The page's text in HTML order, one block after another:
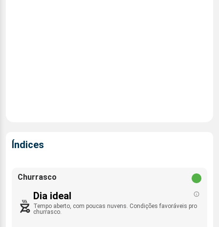
Índices
Churrasco
Dia ideal
Tempo aberto, com poucas nuvens. Condições favoráveis pro
churrasco.